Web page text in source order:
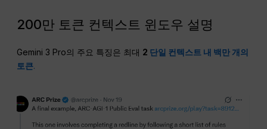
200만 토큰 컨텍스트 윈도우 설명
Gemini 3 Pro의 주요 특징은 최대 2 단일 컨텍스트 내 백만 개의
토큰.